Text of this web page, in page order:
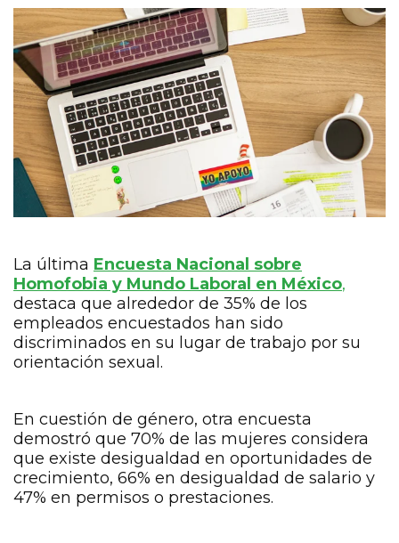
La última Encuesta Nacional sobre
Homofobia y Mundo Laboral en México,
destaca que alrededor de 35% de los
empleados encuestados han sido
discriminados en su lugar de trabajo por su
orientación sexual.
En cuestión de género, otra encuesta
demostró que 70% de las mujeres considera
que existe desigualdad en oportunidades de
crecimiento, 66% en desigualdad de salario y
47% en permisos o prestaciones.